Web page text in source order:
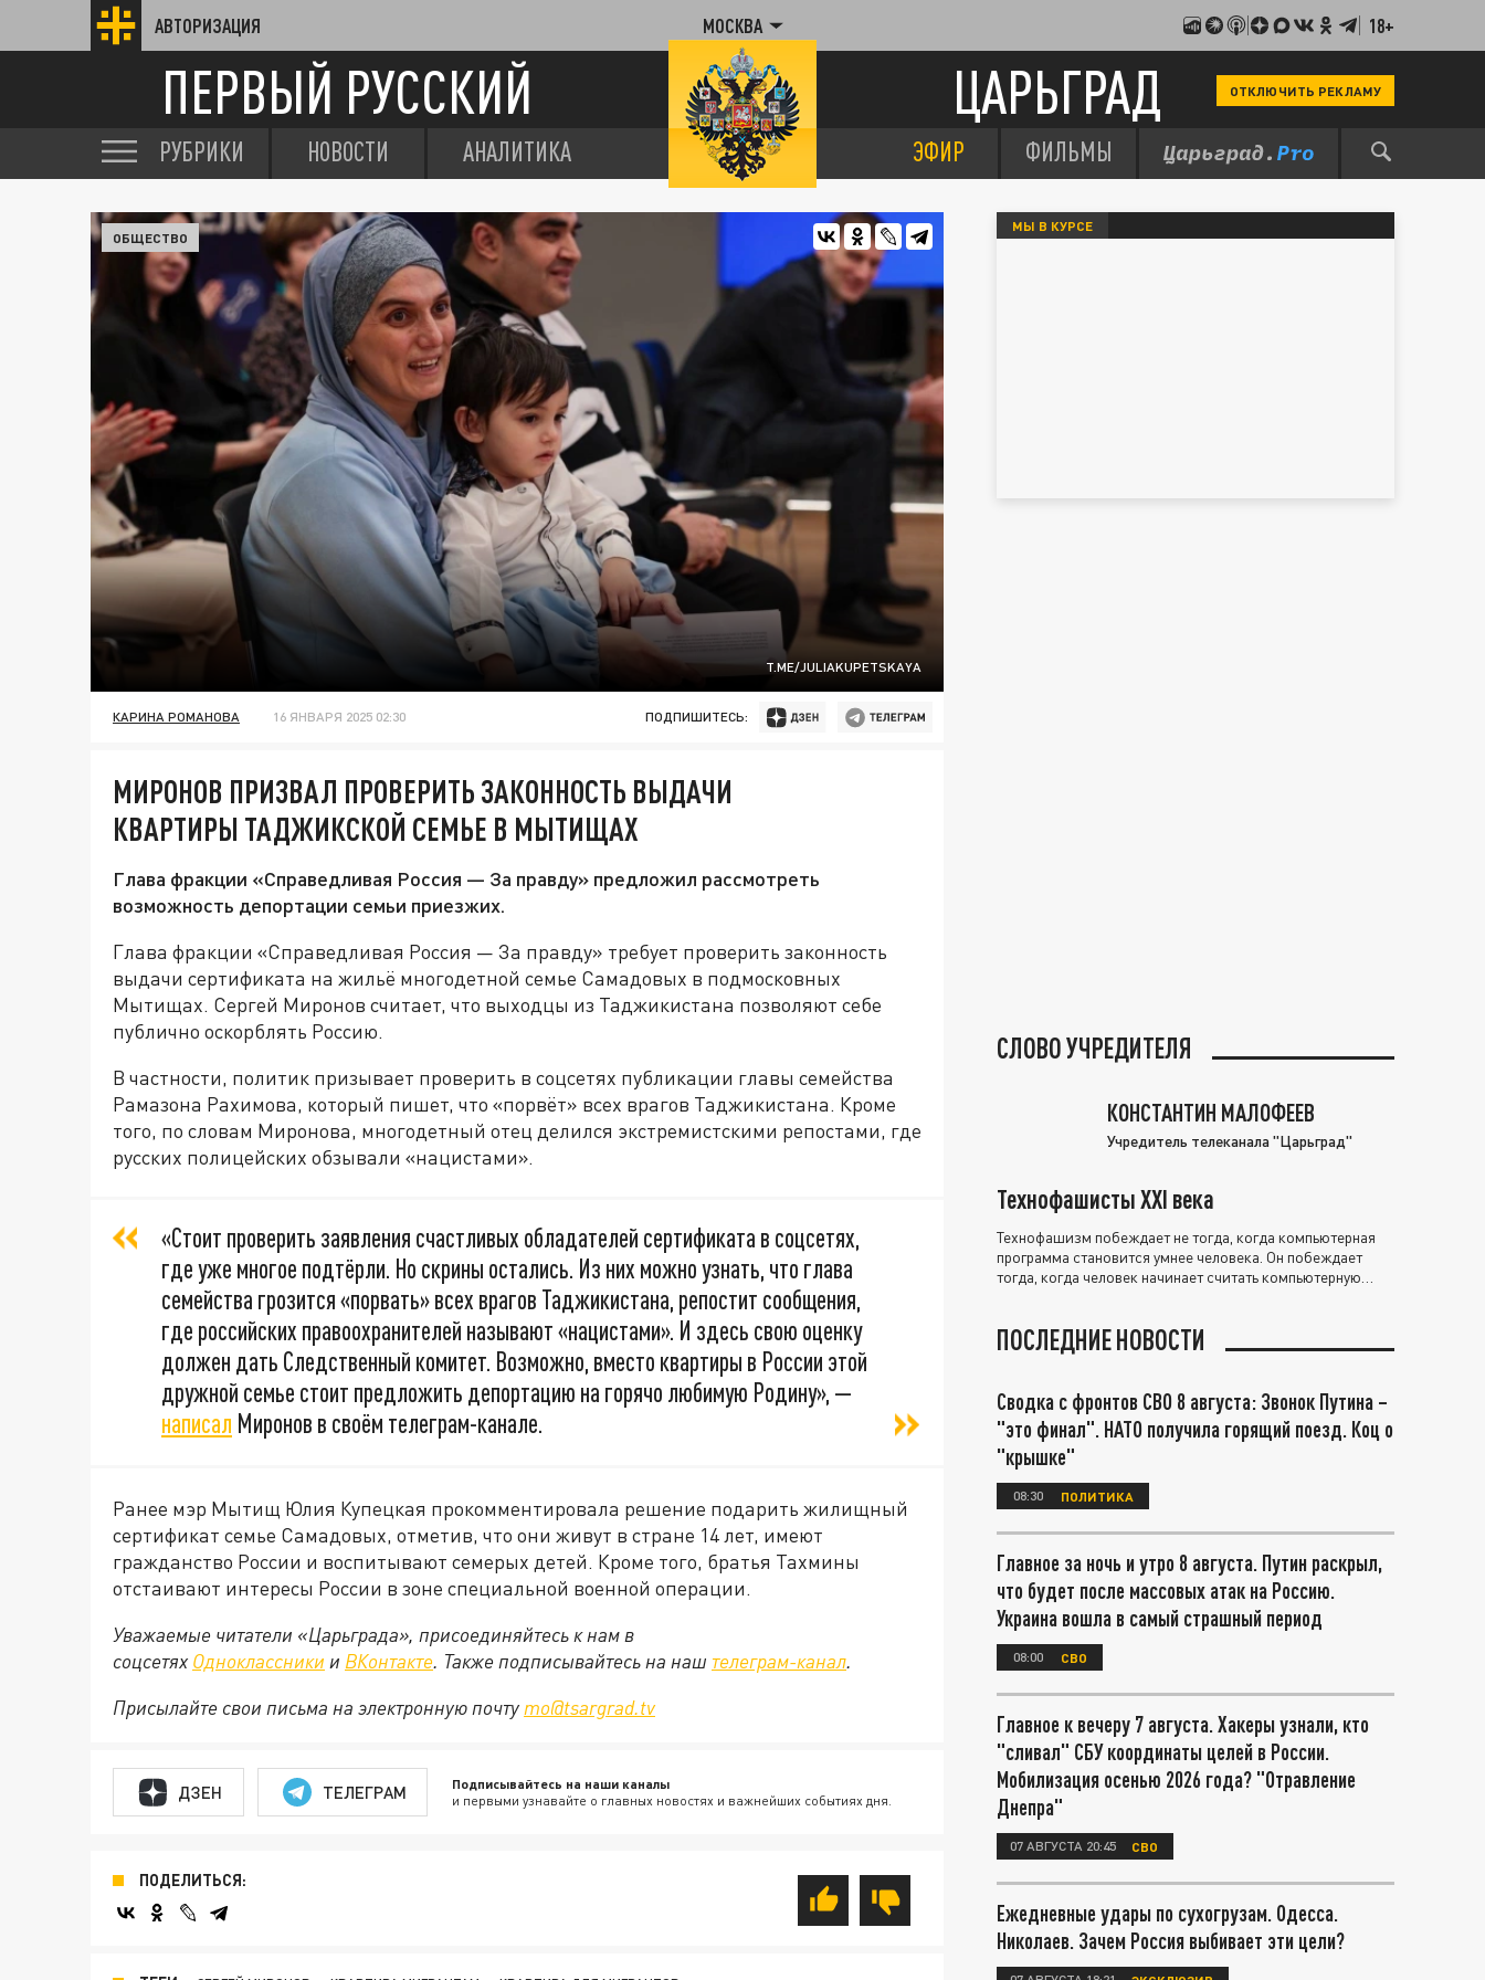
АВТОРИЗАЦИЯ МОСКВА 18+
ПЕРВЫЙ РУССКИЙ ЦАРЬГРАД ОТКЛЮЧИТЬ РЕКЛАМУ
РУБРИКИ НОВОСТИ АНАЛИТИКА ЭФИР ФИЛЬМЫ
T.ME/JULIAKUPETSKAYA
ОБЩЕСТВО
КАРИНА РОМАНОВА 16 ЯНВАРЯ 2025 02:30 ПОДПИШИТЕСЬ:
МИРОНОВ ПРИЗВАЛ ПРОВЕРИТЬ ЗАКОННОСТЬ ВЫДАЧИ
КВАРТИРЫ ТАДЖИКСКОЙ СЕМЬЕ В МЫТИЩАХ
Глава фракции «Справедливая Россия — За правду» предложил рассмотреть
возможность депортации семьи приезжих.
Глава фракции «Справедливая Россия — За правду» требует проверить законность
выдачи сертификата на жильё многодетной семье Самадовых в подмосковных
Мытищах. Сергей Миронов считает, что выходцы из Таджикистана позволяют себе
публично оскорблять Россию.
В частности, политик призывает проверить в соцсетях публикации главы семейства
Рамазона Рахимова, который пишет, что «порвёт» всех врагов Таджикистана. Кроме
того, по словам Миронова, многодетный отец делился экстремистскими репостами, где
русских полицейских обзывали «нацистами».
«Стоит проверить заявления счастливых обладателей сертификата в соцсетях,
где уже многое подтёрли. Но скрины остались. Из них можно узнать, что глава
семейства грозится «порвать» всех врагов Таджикистана, репостит сообщения,
где российских правоохранителей называют «нацистами». И здесь свою оценку
должен дать Следственный комитет. Возможно, вместо квартиры в России этой
дружной семье стоит предложить депортацию на горячо любимую Родину», —
написал Миронов в своём телеграм-канале.
Ранее мэр Мытищ Юлия Купецкая прокомментировала решение подарить жилищный
сертификат семье Самадовых, отметив, что они живут в стране 14 лет, имеют
гражданство России и воспитывают семерых детей. Кроме того, братья Тахмины
отстаивают интересы России в зоне специальной военной операции.
Уважаемые читатели «Царьграда», присоединяйтесь к нам в
соцсетях Одноклассники и ВКонтакте. Также подписывайтесь на наш телеграм-канал.
Присылайте свои письма на электронную почту mo@tsargrad.tv
ДЗЕН ТЕЛЕГРАМ Подписывайтесь на наши каналы
и первыми узнавайте о главных новостях и важнейших событиях дня.
ПОДЕЛИТЬСЯ:
МЫ В КУРСЕ
СЛОВО УЧРЕДИТЕЛЯ
КОНСТАНТИН МАЛОФЕЕВ
Учредитель телеканала "Царьград"
Технофашисты XXI века
Технофашизм побеждает не тогда, когда компьютерная
программа становится умнее человека. Он побеждает
тогда, когда человек начинает считать компьютерную
ПОСЛЕДНИЕ НОВОСТИ
Сводка с фронтов СВО 8 августа: Звонок Путина –
"это финал". НАТО получила горящий поезд. Коц о
"крышке"
08:30 ПОЛИТИКА
Главное за ночь и утро 8 августа. Путин раскрыл,
что будет после массовых атак на Россию.
Украина вошла в самый страшный период
08:00 СВО
Главное к вечеру 7 августа. Хакеры узнали, кто
"сливал" СБУ координаты целей в России.
Мобилизация осенью 2026 года? "Отравление
Днепра"
07 АВГУСТА 20:45 СВО
Ежедневные удары по сухогрузам. Одесса.
Николаев. Зачем Россия выбивает эти цели?